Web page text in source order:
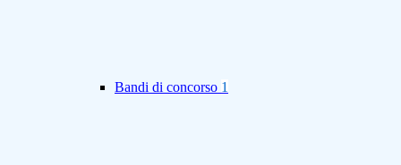
Bandi di concorso 1